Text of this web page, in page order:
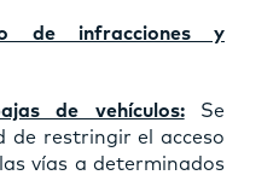
de infracciones y
de vehículos:
Se
de restringir el acceso
vías a determinados